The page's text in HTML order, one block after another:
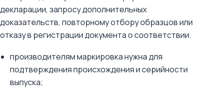
декларации, запросу дополнительных
доказательств, повторному отбору образцов или
отказу в регистрации документа о соответствии.
производителям маркировка нужна для
подтверждения происхождения и серийности
выпуска;